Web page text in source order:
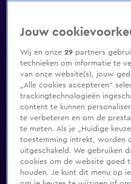
Jouw
Wij en onze29 partners
technieken om informatie te
van onze website(s), jouw
„Alle cookies accepteren”
trackingtechnologieën
content te kunnen
te verbeteren en om de
te meten. Als je „Huidige
toestemming intrekt, worden
uitgeschakeld. We gebruiken
cookies om de website goed
houden. Je kunt dit menu op